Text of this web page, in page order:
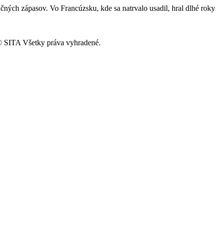
zápasov. Vo Francúzsku, kde sa natrvalo usadil, hral dlhé roky
SITA Všetky práva vyhradené.